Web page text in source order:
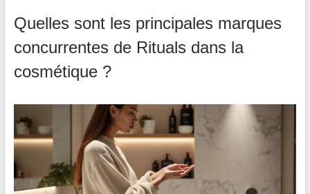
Quelles sont les principales marques
concurrentes de Rituals dans la
cosmétique ?